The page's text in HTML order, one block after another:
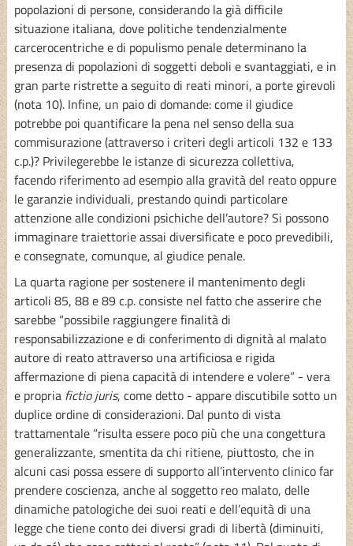
popolazioni di persone, considerando la già difficile
situazione italiana, dove politiche tendenzialmente
carcerocentriche e di populismo penale determinano la
presenza di popolazioni di soggetti deboli e svantaggiati, e in
gran parte ristrette a seguito di reati minori, a porte girevoli
(nota 10). Infine, un paio di domande: come il giudice
potrebbe poi quantificare la pena nel senso della sua
commisurazione (attraverso i criteri degli articoli 132 e 133
c.p.)? Privilegerebbe le istanze di sicurezza collettiva,
facendo riferimento ad esempio alla gravità del reato oppure
le garanzie individuali, prestando quindi particolare
attenzione alle condizioni psichiche dell’autore? Si possono
immaginare traiettorie assai diversificate e poco prevedibili,
e consegnate, comunque, al giudice penale.
La quarta ragione per sostenere il mantenimento degli
articoli 85, 88 e 89 c.p. consiste nel fatto che asserire che
sarebbe “possibile raggiungere finalità di
responsabilizzazione e di conferimento di dignità al malato
autore di reato attraverso una artificiosa e rigida
affermazione di piena capacità di intendere e volere” - vera
e propria fictio juris, come detto - appare discutibile sotto un
duplice ordine di considerazioni. Dal punto di vista
trattamentale “risulta essere poco più che una congettura
generalizzante, smentita da chi ritiene, piuttosto, che in
alcuni casi possa essere di supporto all’intervento clinico far
prendere coscienza, anche al soggetto reo malato, delle
dinamiche patologiche dei suoi reati e dell’equità di una
legge che tiene conto dei diversi gradi di libertà (diminuiti,